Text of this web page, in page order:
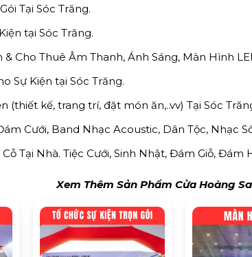
Tại Sóc Trăng.
tại Sóc Trăng.
Cho Thuê Âm Thanh, Ánh Sáng, Màn Hình
Sự Kiện tại Sóc Trăng.
(thiết kế, trang trí, đặt món ăn,..vv) Tại Sóc
Cưới, Band Nhạc Acoustic, Dân Tộc, Nhạc
Tại Nhà. Tiệc Cưới, Sinh Nhật, Đám Giỗ, Đám
Xem Thêm Sản Phẩm Cửa Hoàng